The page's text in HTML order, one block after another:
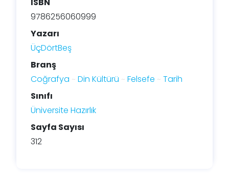
ISBN
9786256060999
Yazarı
ÜçDörtBeş
Branş
Coğrafya
Din Kültürü Felsefe
Tarih
Sınıfı
Üniversite Hazırlık
Sayfa Sayısı
312